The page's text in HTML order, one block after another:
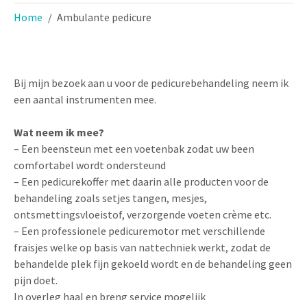
Home Ambulante pedicure
Bij mijn bezoek aan u voor de pedicurebehandeling neem ik
een aantal instrumenten mee.
Wat neem ik mee?
– Een beensteun met een voetenbak zodat uw been
comfortabel wordt ondersteund
– Een pedicurekoffer met daarin alle producten voor de
behandeling zoals setjes tangen, mesjes,
ontsmettingsvloeistof, verzorgende voeten crème etc.
– Een professionele pedicuremotor met verschillende
fraisjes welke op basis van nattechniek werkt, zodat de
behandelde plek fijn gekoeld wordt en de behandeling geen
pijn doet.
In overleg haal en breng service mogelijk